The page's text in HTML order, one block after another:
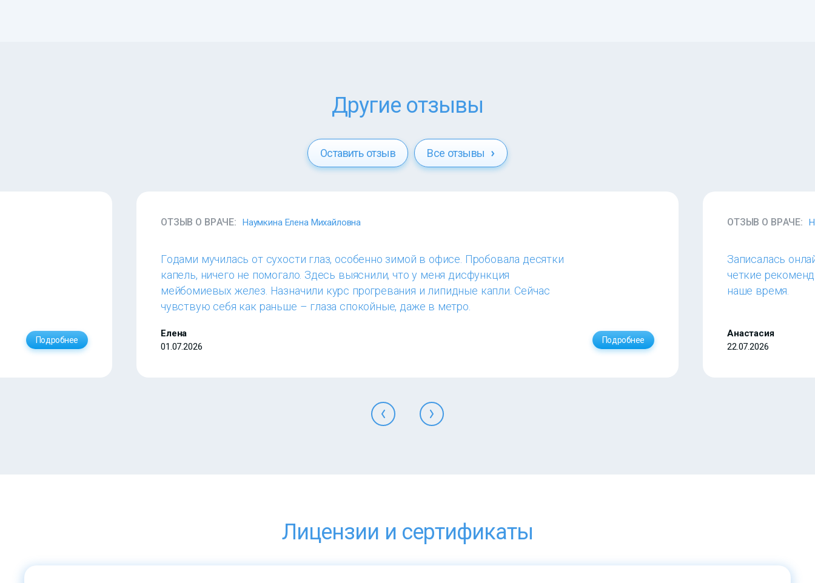
Другие отзывы
Оставить отзыв Все отзывы
Подробнее
ОТЗЫВ О ВРАЧЕ: Наумкина Елена Михайловна
Годами мучилась от сухости глаз, особенно зимой в офисе. Пробовала десятки
капель, ничего не помогало. Здесь выяснили, что у меня дисфункция
мейбомиевых желез. Назначили курс прогревания и липидные капли. Сейчас
чувствую себя как раньше – глаза спокойные, даже в метро.
Елена
01.07.2026
Подробнее
ОТЗЫВ О ВРАЧЕ:
Записалась
четкие
наше время.
Анастасия
22.07.2026
Лицензии и сертификаты